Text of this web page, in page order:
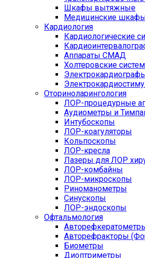
Шкафы вытяжные
Медицинские
Кардиология
Кардиологические
Аппараты СМАД
Холтеровские
Оториноларингология
ЛОР-процедурные
Аудиометры и
Интубоскопы
ЛОР-коагуляторы
Кольпоскопы
ЛОР-кресла
Лазеры для ЛОР
ЛОР-комбайны
ЛОР-микроскопы
Риноманометры
Синускопы
ЛОР-эндоскопы
Офтальмология
Авторефракторы
Биометры
Диоптриметры